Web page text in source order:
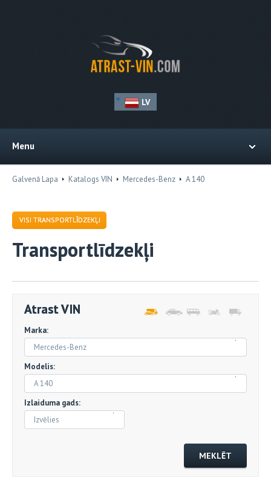
LV
Menu
Galvenā Lapa Katalogs VIN Mercedes-Benz A 140
VISI TRANSPORTLĪDZEKĻI
Transportlīdzekļi
Atrast VIN
Marka:
Mercedes-Benz
Modelis:
A 140
Izlaiduma gads:
Izvēlies